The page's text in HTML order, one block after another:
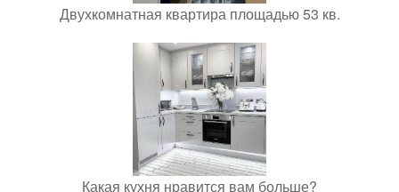
Двухкомнатная квартира площадью 53 кв.
Какая кухня нравится вам больше?